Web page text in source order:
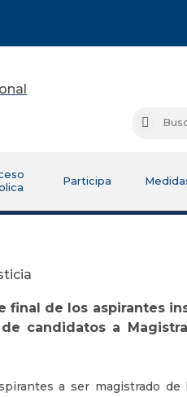
Buscar
Participa
final de los aspirantes
candidatos a
a ser magistrado de